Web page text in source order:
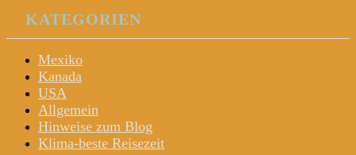
KATEGORIEN
Mexiko
Kanada
USA
Allgemein
Hinweise zum Blog
Klima-beste Reisezeit